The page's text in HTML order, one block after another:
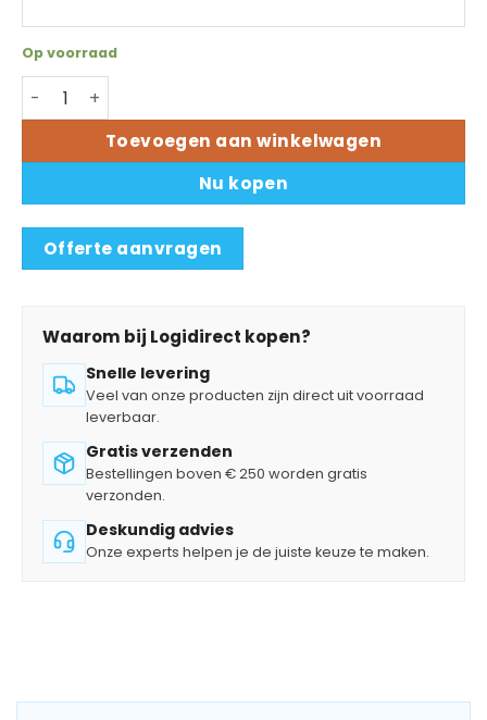
Op voorraad
Printkop Novexx XLP514 - 200dpi (A4031) aantal
Toevoegen aan winkelwagen
Nu kopen
Offerte aanvragen
Waarom bij Logidirect kopen?
Snelle levering
Veel van onze producten zijn direct uit voorraad
leverbaar.
Gratis verzenden
Bestellingen boven € 250 worden gratis
verzonden.
Deskundig advies
Onze experts helpen je de juiste keuze te maken.